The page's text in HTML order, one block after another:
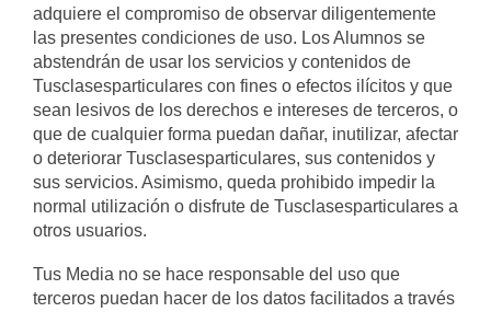
adquiere el compromiso de observar diligentemente
las presentes condiciones de uso. Los Alumnos se
abstendrán de usar los servicios y contenidos de
Tusclasesparticulares con fines o efectos ilícitos y que
sean lesivos de los derechos e intereses de terceros, o
que de cualquier forma puedan dañar, inutilizar, afectar
o deteriorar Tusclasesparticulares, sus contenidos y
sus servicios. Asimismo, queda prohibido impedir la
normal utilización o disfrute de Tusclasesparticulares a
otros usuarios.
Tus Media no se hace responsable del uso que
terceros puedan hacer de los datos facilitados a través